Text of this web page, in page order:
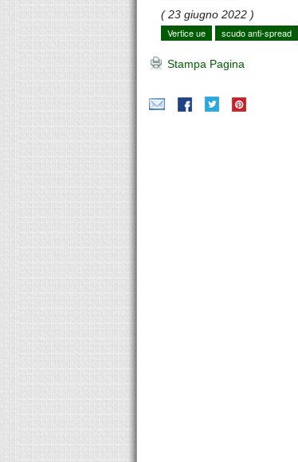
( 23 giugno 2022 )
Vertice ue
scudo anti-spread
Stampa Pagina